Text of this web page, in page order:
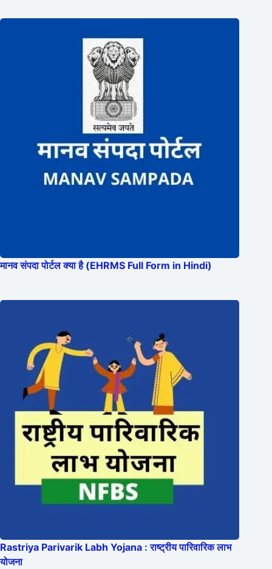
मानव संपदा पोर्टल क्या है (EHRMS Full Form in Hindi)
Rastriya Parivarik Labh Yojana : राष्ट्रीय पारिवारिक लाभ
योजना